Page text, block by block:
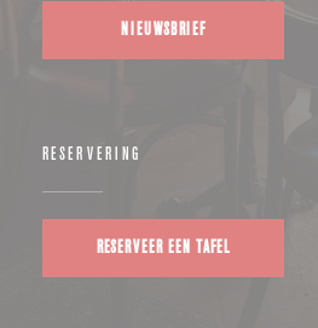
NIEUWSBRIEF
RESERVERING
RESERVEER EEN TAFEL